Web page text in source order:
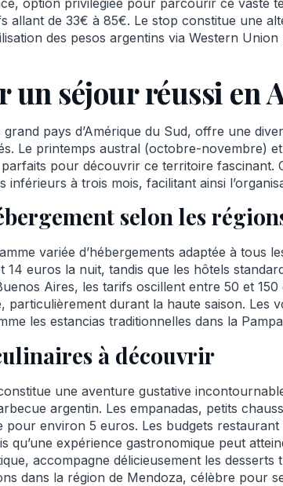
option privilégiée pour parcourir ce vaste
allant de 33€ à 85€. Le stop constitue une
des pesos argentins via Western
un séjour réussi en
grand pays d’Amérique du Sud, offre une
Le printemps austral (octobre-novembre)
pour découvrir ce territoire fascinant.
inférieurs à trois mois, facilitant ainsi
selon les
variée d’hébergements adaptée à tous
14 euros la nuit, tandis que les hôtels
Aires, les tarifs oscillent entre 50 et
particulièrement durant la haute saison.
les estancias traditionnelles dans la
à découvrir
une aventure gustative
argentin. Les empanadas, petits
pour environ 5 euros. Les budgets
qu’une expérience gastronomique peut
accompagne délicieusement les desserts
dans la région de Mendoza, célèbre pour